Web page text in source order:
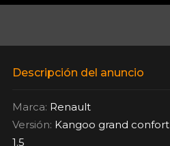
Descripción del anuncio
Marca: Renault
Versión: Kangoo grand confort
1.5